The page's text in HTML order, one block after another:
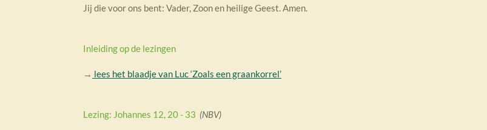
Jij die voor ons bent: Vader, Zoon en heilige Geest. Amen.
Inleiding op de lezingen
→ lees het blaadje van Luc ‘Zoals een graankorrel’
Lezing: Johannes 12, 20 - 33 (NBV)